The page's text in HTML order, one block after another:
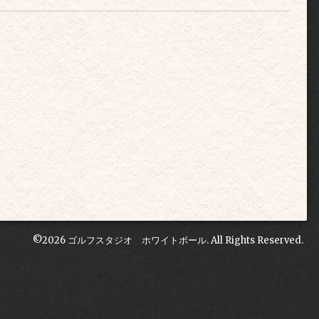
©2026 ゴルフスタジオ ホワイトボール. All Rights Reserved.